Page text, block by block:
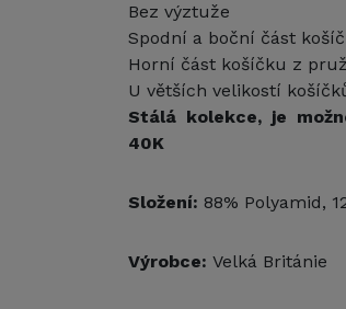
Bez výztuže
Spodní a boční část
Horní část košíčku z
U větších velikostí
Stálá kolekce, je
40K
Složení: 88% Polyamid,
Výrobce: Velká Británie